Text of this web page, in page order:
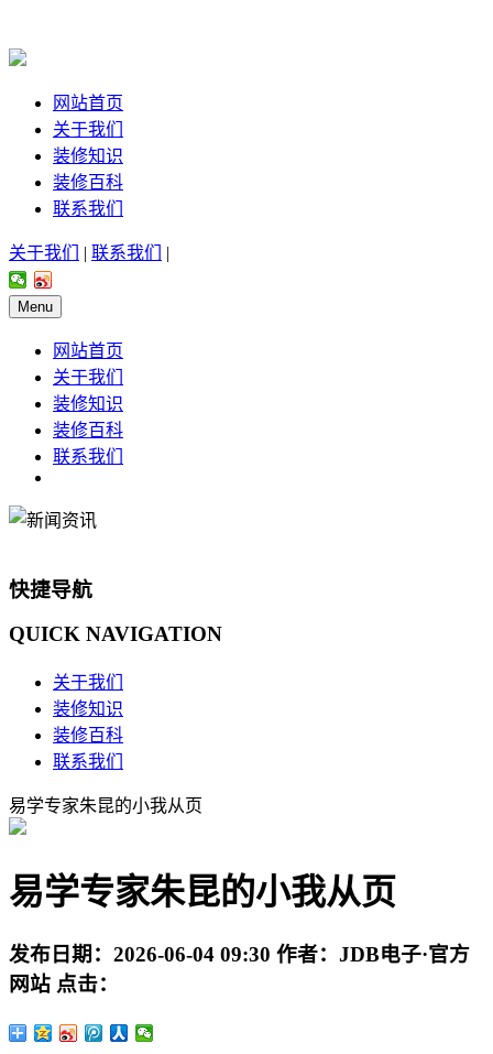
网站首页
关于我们
装修知识
装修百科
联系我们
关于我们 | 联系我们 |
Menu
网站首页
关于我们
装修知识
装修百科
联系我们
快捷导航
QUICK NAVIGATION
关于我们
装修知识
装修百科
联系我们
易学专家朱昆的小我从页
易学专家朱昆的小我从页
发布日期： 2026-06-04 09:30 作者： JDB电子·官方
网站 点击：